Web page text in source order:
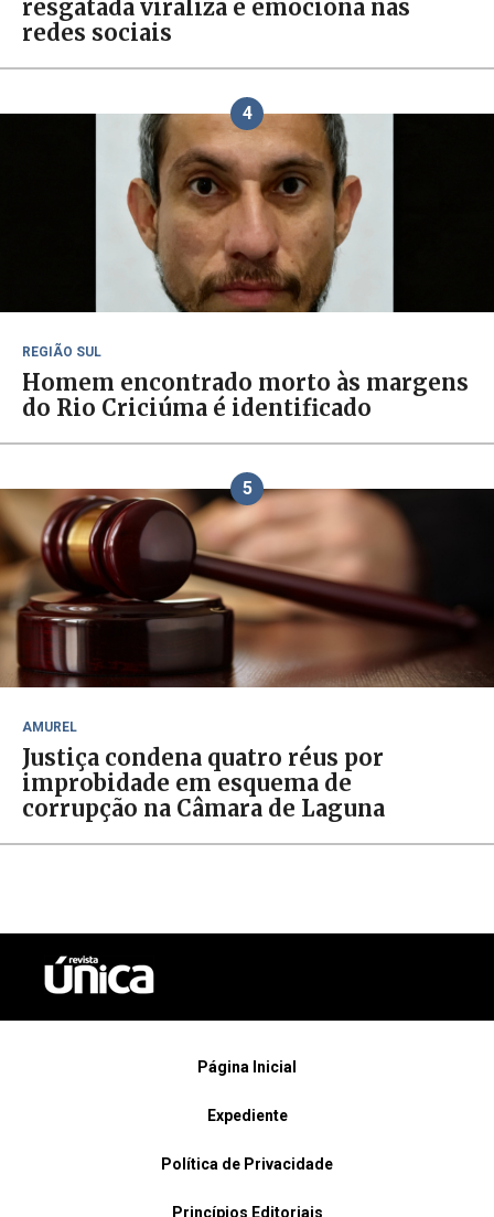
resgatada viraliza e emociona nas
redes sociais
4
REGIÃO SUL
Homem encontrado morto às margens
do Rio Criciúma é identificado
5
AMUREL
Justiça condena quatro réus por
improbidade em esquema de
corrupção na Câmara de Laguna
Página Inicial
Expediente
Política de Privacidade
Princípios Editoriais